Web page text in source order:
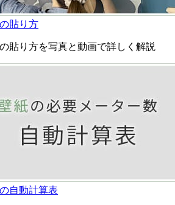
貼り方
貼り方を写真と動画で詳しく解説
自動計算表